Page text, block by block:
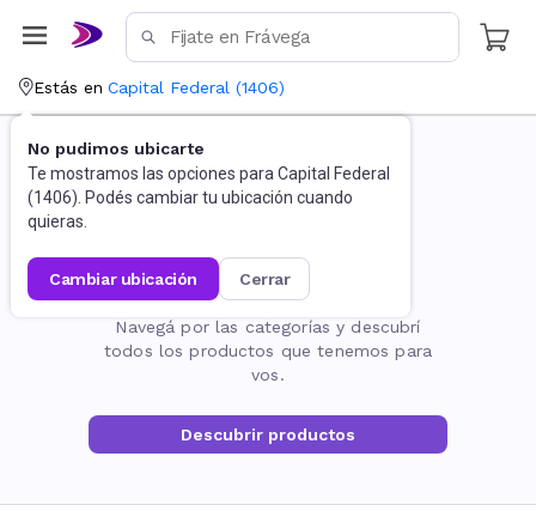
Estás en Capital Federal (1406)
No pudimos ubicarte
Te mostramos las opciones para Capital Federal
(1406). Podés cambiar tu ubicación cuando
quieras.
cambiar ubicación cerrar
La página no existe
Navegá por las categorías y descubrí
todos los productos que tenemos para
vos.
Descubrir productos